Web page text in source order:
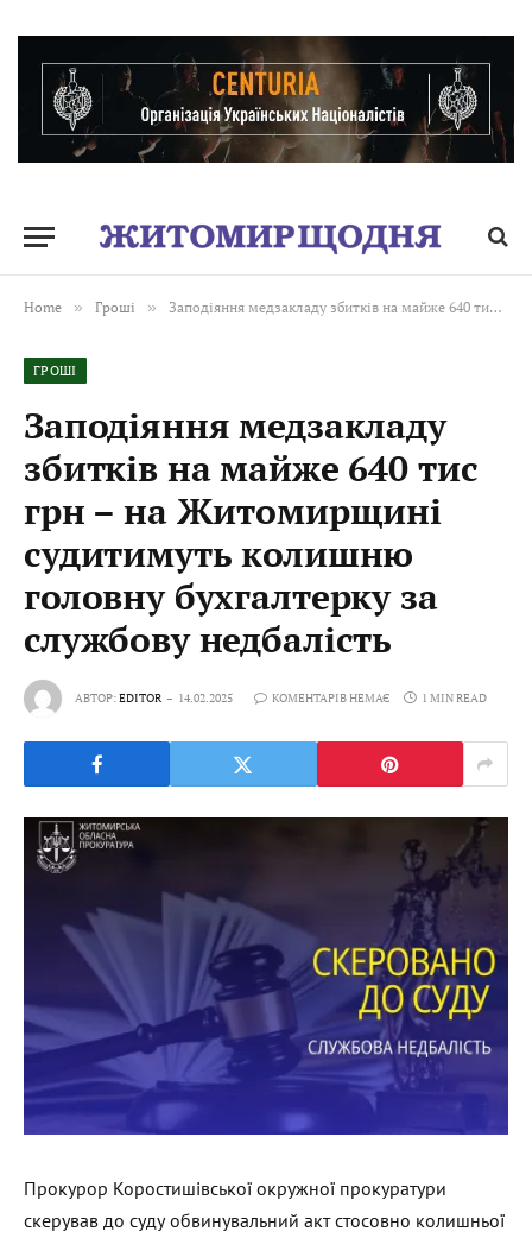
Home » Гроші » Заподіяння медзакладу збитків на майже 640 тис грн – на Житомирщині судитимуть колишню головну бухгалтерку за службову недбалість
ГРОШІ
Заподіяння медзакладу
збитків на майже 640 тис
грн – на Житомирщині
судитимуть колишню
головну бухгалтерку за
службову недбалість
АВТОР:EDITOR 14.02.2025 КОМЕНТАРІВ НЕМАЄ 1 MIN READ
Прокурор Коростишівської окружної прокуратури
скерував до суду обвинувальний акт стосовно колишньої